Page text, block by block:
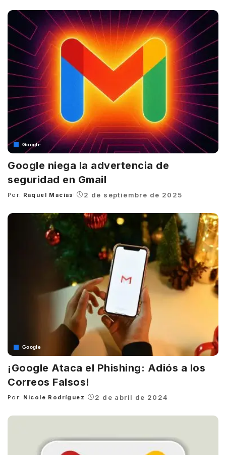
Google
Google niega la advertencia de
seguridad en Gmail
Posted
Por: Raquel Macias 2 de septiembre de 2025
Google
¡Google Ataca el Phishing: Adiós a los
Correos Falsos!
Posted
Por: Nicole Rodríguez 2 de abril de 2024